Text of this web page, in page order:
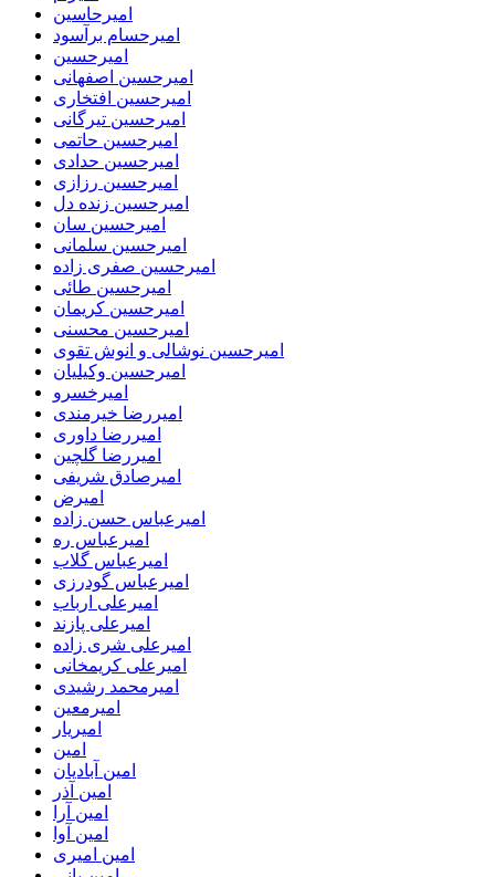
امیرحاسین
امیرحسام برآسود
امیرحسین
امیرحسین اصفهانی
امیرحسین افتخاری
امیرحسین تیرگانی
امیرحسین حاتمی
امیرحسین حدادی
امیرحسین رزازی
امیرحسین زنده دل
امیرحسین سان
امیرحسین سلمانی
امیرحسین صفری زاده
امیرحسین طائی
امیرحسین کریمان
امیرحسین محسنی
امیرحسین نوشالی و انوش تقوی
امیرحسین وکیلیان
امیرخسرو
امیررضا خیرمندی
امیررضا داوری
امیررضا گلچین
امیرصادق شریفی
امیرض
امیرعباس حسن زاده
امیرعباس ره
امیرعباس گلاب
امیرعباس گودرزی
امیرعلی ارباب
امیرعلی پازند
امیرعلی شری زاده
امیرعلی کریمخانی
امیرمحمد رشیدی
امیرمعین
امیریار
امین
امین آبادیان
امین آذر
امین آرا
امین آوا
امین امیری